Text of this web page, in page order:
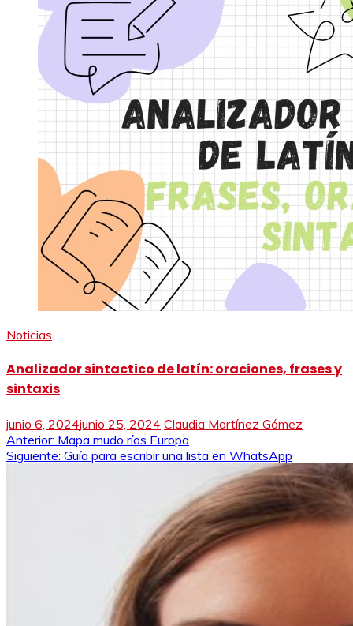
Noticias
Analizador sintactico de latín: oraciones, frases y
sintaxis
junio 6, 2024junio 25, 2024 Claudia Martínez Gómez
Navegación
de
Anterior: Mapa mudo ríos Europa
Siguiente: Guía para escribir una lista en WhatsApp